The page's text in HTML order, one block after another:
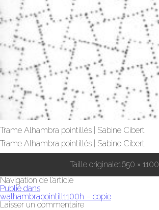
Trame Alhambra pointillés | Sabine Cibert
Trame Alhambra pointillés | Sabine Cibert
Taille originale1650 × 1100
Navigation de l’article
Publié dans
walhambrapointill1100h – copie
Laisser un commentaire